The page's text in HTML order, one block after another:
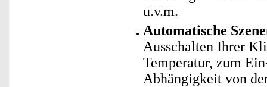
u.v.m.
Automatische
Ausschalten Ihrer
Temperatur, zum
Abhängigkeit von